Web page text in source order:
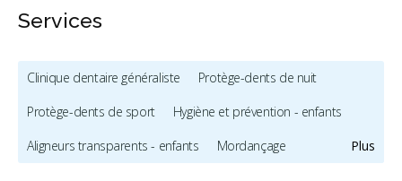
Services
Plus
Clinique dentaire généraliste
Protège-dents de nuit
Protège-dents de sport
Hygiène et prévention - enfants
Aligneurs transparents - enfants
Mordançage